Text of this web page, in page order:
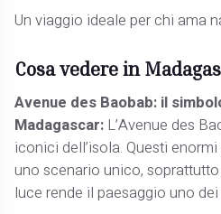
Un viaggio ideale per chi ama
Cosa vedere in
Avenue des Baobab: il
Madagascar: L’Avenue des
iconici dell’isola. Questi
uno scenario unico,
luce rende il paesaggio uno